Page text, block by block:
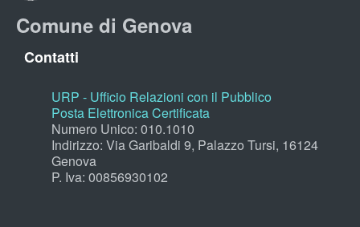
Comune di Genova
Contatti
URP - Ufficio Relazioni con il Pubblico
Posta Elettronica Certificata
Numero Unico: 010.1010
Indirizzo: Via Garibaldi 9, Palazzo Tursi, 16124
Genova
P. Iva: 00856930102